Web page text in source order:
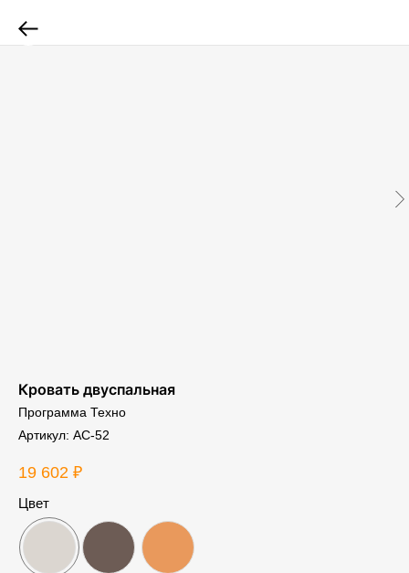
Кровать двуспальная
Программа Техно
Артикул: АС-52
19 602 ₽
Цвет